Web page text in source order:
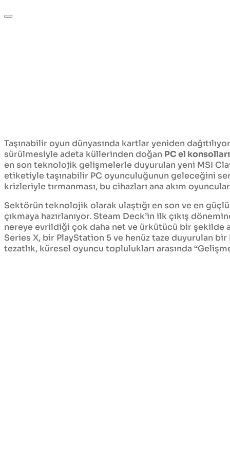
Taşınabilir oyun dünyasında kartlar yeniden
sürülmesiyle adeta küllerinden doğan PC el konsolları
en son teknolojik gelişmelerle duyurulan yeni MSI
etiketiyle taşınabilir PC oyunculuğunun geleceğini
krizleriyle tırmanması, bu cihazları ana akım
Sektörün teknolojik olarak ulaştığı en son ve en
çıkmaya hazırlanıyor. Steam Deck’in ilk çıkış
nereye evrildiği çok daha net ve ürkütücü bir şekilde
Series X, bir PlayStation 5 ve henüz taze duyurulan
tezatlık, küresel oyuncu toplulukları arasında